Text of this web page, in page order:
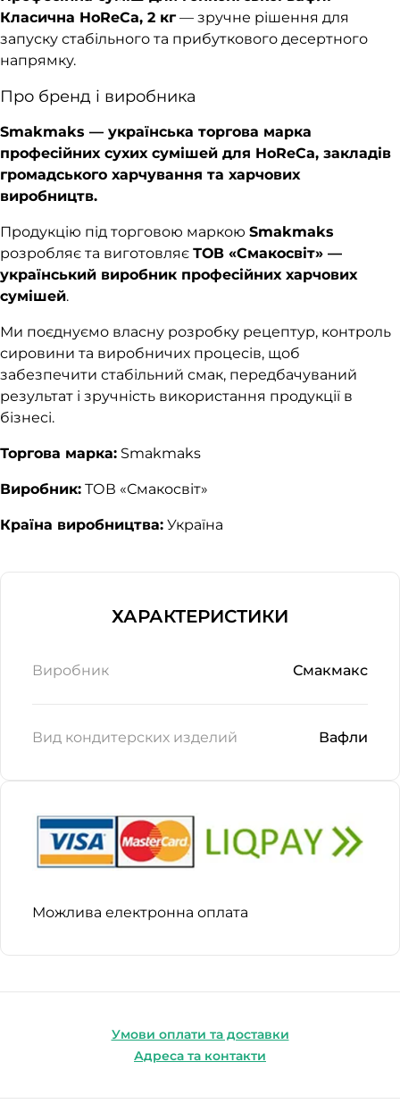
Класична HoReCa, 2 кг— зручне рішення для
запуску стабільного та прибуткового десертного
напрямку.
Про бренд і виробника
Smakmaks — українська торгова марка
професійних сухих сумішей для HoReCa, закладів
громадського харчування та харчових
виробництв.
Продукцію під торговою маркою Smakmaks
розробляє та виготовляє ТОВ «Смакосвіт» —
український виробник професійних харчових
сумішей.
Ми поєднуємо власну розробку рецептур, контроль
сировини та виробничих процесів, щоб
забезпечити стабільний смак, передбачуваний
результат і зручність використання продукції в
бізнесі.
Торгова марка: Smakmaks
Виробник: ТОВ «Смакосвіт»
Країна виробництва: Україна
ХАРАКТЕРИСТИКИ
Виробник Смакмакс
Вид кондитерских изделий Вафли
Можлива електронна оплата
Умови оплати та доставки
Адреса та контакти